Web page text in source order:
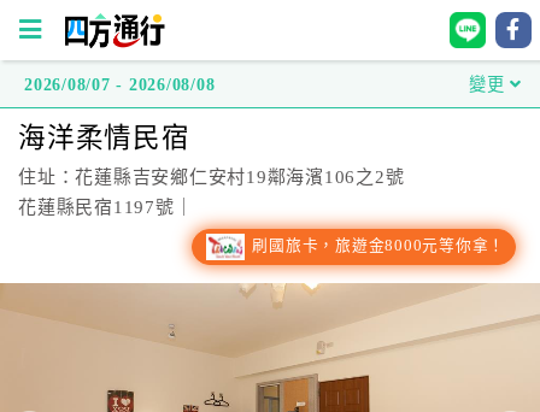
方
通
行
2026/08/07 - 2026/08/08 變更
海洋柔情民宿
住址：花蓮縣吉安鄉仁安村19鄰海濱106之2號
花蓮縣民宿1197號｜
刷國旅卡，旅遊金8000元等你拿！